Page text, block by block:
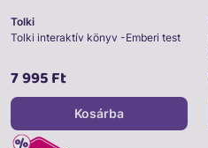
Tolki
Tolki interaktív könyv -Emberi test
7 995 Ft
Kosárba